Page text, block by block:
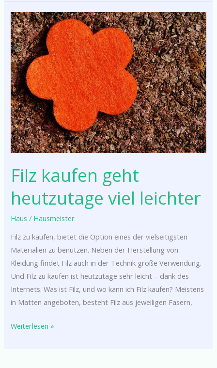
Filz kaufen geht
heutzutage viel leichter
Haus / Hausmeister
Filz zu kaufen, bietet die Option eines der vielseitigsten
Materialien zu benutzen. Neben der Herstellung von
Kleidung findet Filz auch in der Technik große Verwendung.
Und Filz zu kaufen ist heutzutage sehr leicht – dank des
Internets. Was ist Filz, und wo kann ich Filz kaufen? Meistens
in Matten angeboten, besteht Filz aus jeweiligen Fasern,
Filz
kaufen
geht
heutzutage
viel
leichter
Weiterlesen »